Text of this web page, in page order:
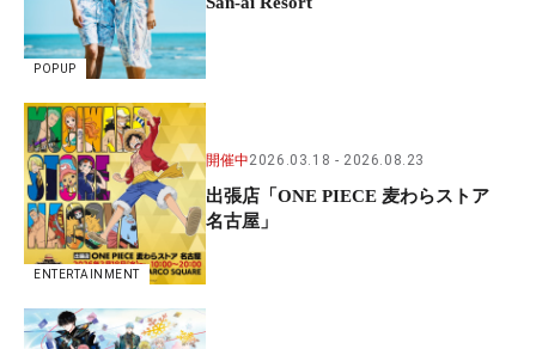
POPUP
ENTERTAINMENT
開催中2026.03.18 2026.08.23
出張店「ONE PIECE 麦わらストア
名古屋」